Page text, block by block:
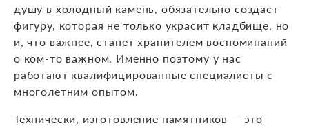
душу в холодный камень, обязательно создаст
фигуру, которая не только украсит кладбище, но
и, что важнее, станет хранителем воспоминаний
о ком-то важном. Именно поэтому у нас
работают квалифицированные специалисты с
многолетним опытом.
Технически, изготовление памятников — это